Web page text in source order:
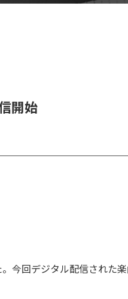
開始
今回デジタル配信された楽